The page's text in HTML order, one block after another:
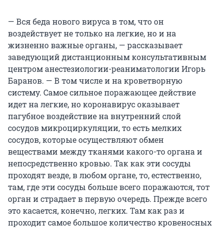
— Вся беда нового вируса в том, что он
воздействует не только на легкие, но и на
жизненно важные органы, — рассказывает
заведующий дистанционным консультативным
центром анестезиологии-реаниматологии Игорь
Баранов. — В том числе и на кроветворную
систему. Самое сильное поражающее действие
идет на легкие, но коронавирус оказывает
пагубное воздействие на внутренний слой
сосудов микроциркуляции, то есть мелких
сосудов, которые осуществляют обмен
веществами между тканями какого-то органа и
непосредственно кровью. Так как эти сосуды
проходят везде, в любом органе, то, естественно,
там, где эти сосуды больше всего поражаются, тот
орган и страдает в первую очередь. Прежде всего
это касается, конечно, легких. Там как раз и
проходит самое большое количество кровеносных